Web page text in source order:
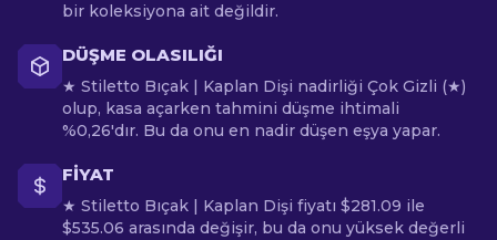
bir koleksiyona ait değildir.
DÜŞME OLASILIĞI
★ Stiletto Bıçak | Kaplan Dişi nadirliği Çok Gizli (★)
olup, kasa açarken tahmini düşme ihtimali
%0,26'dır. Bu da onu en nadir düşen eşya yapar.
FIYAT
★ Stiletto Bıçak | Kaplan Dişi fiyatı $281.09 ile
$535.06 arasında değişir, bu da onu yüksek değerli